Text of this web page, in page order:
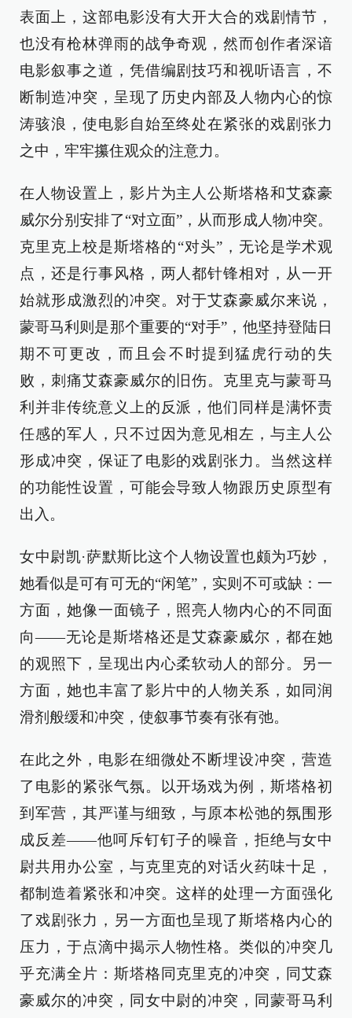
表面上，这部电影没有大开大合的戏剧情节，
也没有枪林弹雨的战争奇观，然而创作者深谙
电影叙事之道，凭借编剧技巧和视听语言，不
断制造冲突，呈现了历史内部及人物内心的惊
涛骇浪，使电影自始至终处在紧张的戏剧张力
之中，牢牢攥住观众的注意力。
在人物设置上，影片为主人公斯塔格和艾森豪
威尔分别安排了“对立面”，从而形成人物冲突。
克里克上校是斯塔格的“对头”，无论是学术观
点，还是行事风格，两人都针锋相对，从一开
始就形成激烈的冲突。对于艾森豪威尔来说，
蒙哥马利则是那个重要的“对手”，他坚持登陆日
期不可更改，而且会不时提到猛虎行动的失
败，刺痛艾森豪威尔的旧伤。克里克与蒙哥马
利并非传统意义上的反派，他们同样是满怀责
任感的军人，只不过因为意见相左，与主人公
形成冲突，保证了电影的戏剧张力。当然这样
的功能性设置，可能会导致人物跟历史原型有
出入。
女中尉凯·萨默斯比这个人物设置也颇为巧妙，
她看似是可有可无的“闲笔”，实则不可或缺：一
方面，她像一面镜子，照亮人物内心的不同面
向——无论是斯塔格还是艾森豪威尔，都在她
的观照下，呈现出内心柔软动人的部分。另一
方面，她也丰富了影片中的人物关系，如同润
滑剂般缓和冲突，使叙事节奏有张有弛。
在此之外，电影在细微处不断埋设冲突，营造
了电影的紧张气氛。以开场戏为例，斯塔格初
到军营，其严谨与细致，与原本松弛的氛围形
成反差——他呵斥钉钉子的噪音，拒绝与女中
尉共用办公室，与克里克的对话火药味十足，
都制造着紧张和冲突。这样的处理一方面强化
了戏剧张力，另一方面也呈现了斯塔格内心的
压力，于点滴中揭示人物性格。类似的冲突几
乎充满全片：斯塔格同克里克的冲突，同艾森
豪威尔的冲突，同女中尉的冲突，同蒙哥马利